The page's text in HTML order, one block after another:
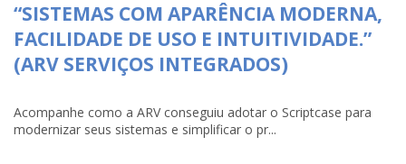
“SISTEMAS COM APARÊNCIA MODERNA,
FACILIDADE DE USO E INTUITIVIDADE.”
(ARV SERVIÇOS INTEGRADOS)
Acompanhe como a ARV conseguiu adotar o Scriptcase para
modernizar seus sistemas e simplificar o pr...